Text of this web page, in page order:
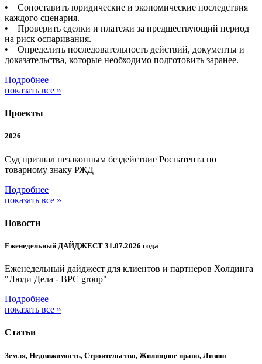
• Сопоставить юридические и экономические последствия
каждого сценария.
• Проверить сделки и платежи за предшествующий период
на риск оспаривания.
• Определить последовательность действий, документы и
доказательства, которые необходимо подготовить заранее.
Подробнее
показать все »
Проекты
2026
Суд признал незаконным бездействие Роспатента по
товарному знаку РЖД
Подробнее
показать все »
Новости
Еженедельный ДАЙДЖЕСТ 31.07.2026 года
Еженедельный дайджест для клиентов и партнеров Холдинга
"Люди Дела - BPC group"
Подробнее
показать все »
Статьи
Земля, Недвижимость, Строительство, Жилищное право, Лизинг